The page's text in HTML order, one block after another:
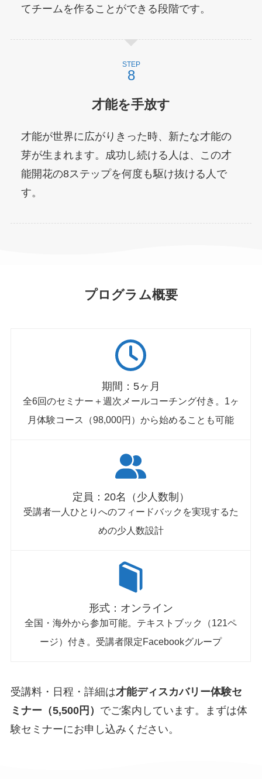
てチームを作ることができる段階です。
STEP
才能を手放す
才能が世界に広がりきった時、新たな才能の
芽が生まれます。成功し続ける人は、この才
能開花の8ステップを何度も駆け抜ける人で
す。
プログラム概要
期間：5ヶ月
全6回のセミナー＋週次メールコーチング付き。1ヶ
月体験コース（98,000円）から始めることも可能
定員：20名（少人数制）
受講者一人ひとりへのフィードバックを実現するた
めの少人数設計
形式：オンライン
全国・海外から参加可能。テキストブック（121ペ
ージ）付き。受講者限定Facebookグループ
受講料・日程・詳細は才能ディスカバリー体験セ
ミナー（5,500円） でご案内しています。まずは体
験セミナーにお申し込みください。